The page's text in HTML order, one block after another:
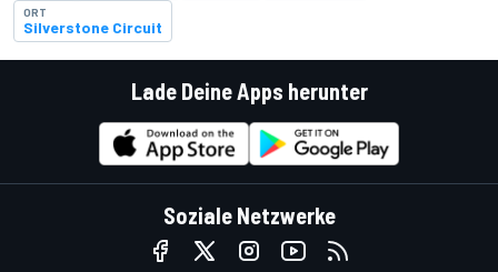
ORT
Silverstone Circuit
Lade Deine Apps herunter
Soziale Netzwerke